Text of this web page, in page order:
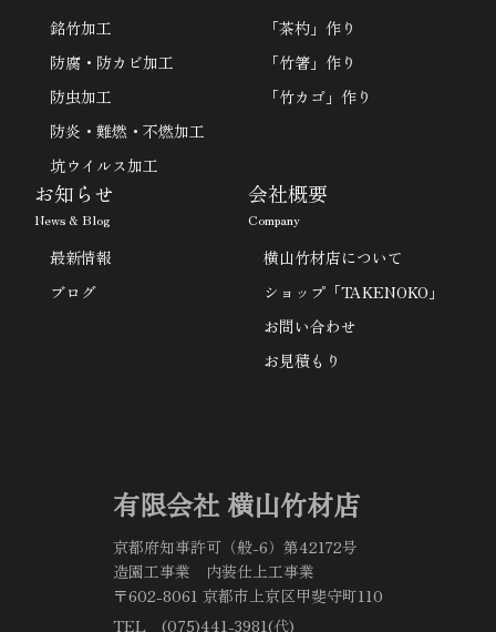
有限会社 横山竹材店
京都府知事許可（般-6）第42172号
造園工事業 内装仕上工事業
〒602-8061 京都市上京区甲斐守町110
TEL (075)441-3981(代)
銘竹加工
防腐・防カビ加工
防虫加工
防炎・難燃・不燃加工
坑ウイルス加工
「茶杓」作り
「竹箸」作り
「竹カゴ」作り
お知らせ
News & Blog
最新情報
ブログ
会社概要
Company
横山竹材店について
ショップ「TAKENOKO」
お問い合わせ
お見積もり